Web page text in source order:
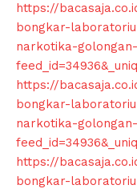
https://
bongkar-
narkotika-
https://
bongkar-
narkotika-
https://
bongkar-